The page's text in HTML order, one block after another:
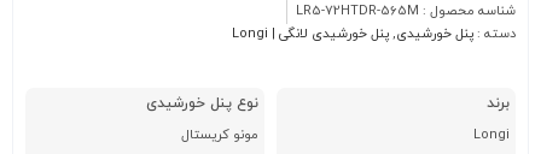
شناسه محصول : LR5-72HTDR-565M
دسته : پنل خورشیدی, پنل خورشیدی لانگی | Longi
برند
Longi
نوع پنل خورشیدی
مونو کریستال